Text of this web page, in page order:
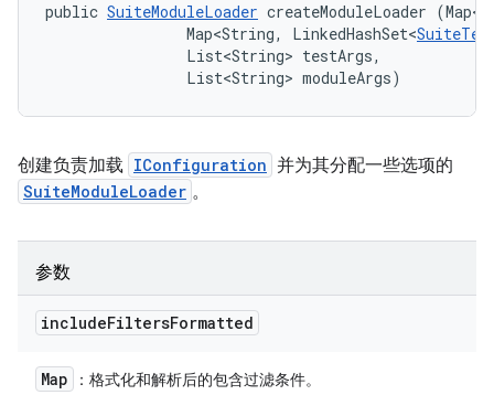
public SuiteModuleLoader createModuleLoader
                Map<String, LinkedHashSet<
                List<String> testArgs,
                List<String> moduleArgs)
创建负责加载 IConfiguration 并为其分配一些选项的
SuiteModuleLoader 。
参数
includeFiltersFormatted
Map ：格式化和解析后的包含过滤条件。